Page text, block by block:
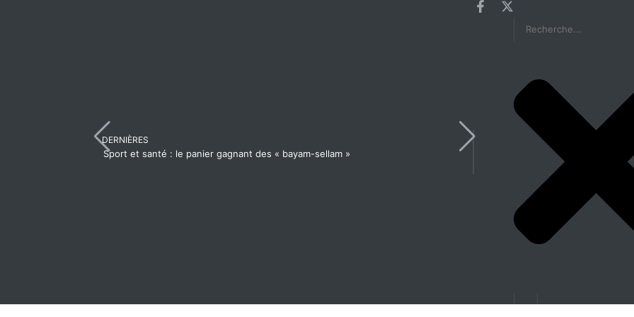
DERNIÈRES
Sport et santé : le panier gagnant des « bayam-sellam » Les États généraux de la Santé en